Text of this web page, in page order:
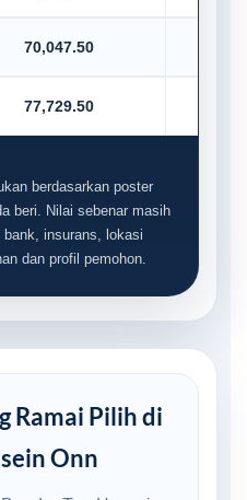
70,047.50
77,729.50
berdasarkan poster
beri. Nilai sebenar masih
insurans, lokasi
dan profil pemohon.
Ramai Pilih di
Onn